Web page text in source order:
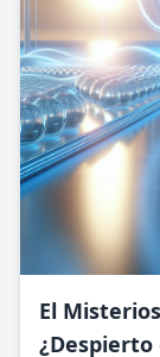
El
¿Despierto